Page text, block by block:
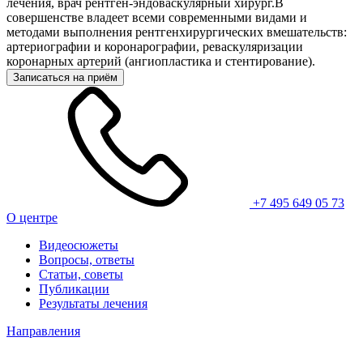
совершенстве владеет всеми современными видами и
методами выполнения рентгенхирургических вмешательств:
артериографии и коронарографии, реваскуляризации
коронарных артерий (ангиопластика и стентирование).
Записаться на приём
+7 495 649 05 73
О центре
Видеосюжеты
Вопросы, ответы
Статьи, советы
Публикации
Результаты лечения
Направления